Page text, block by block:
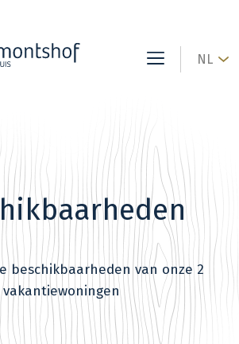
NL
beschikbaarheden van onze 2
vakantiewoningen